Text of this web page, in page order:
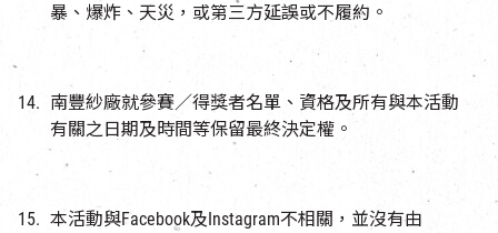
暴、爆炸、天災，或第三方延誤或不履約。
南豐紗廠就參賽／得獎者名單、資格及所有與本活動
有關之日期及時間等保留最終決定權。
本活動與Facebook及Instagram不相關，並沒有由